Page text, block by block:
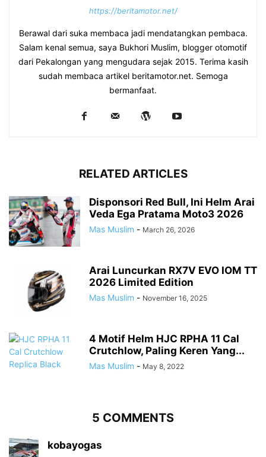
https://beritamotor.net/
Berawal dari suka membaca jadi mendatangkan pembaca.
Salam kenal semua, saya Bukhori Muslim, blogger otomotif
dari Pekalongan yang mengudara sejak 2015. Terima kasih
sudah membaca artikel beritamotor.net. Semoga
bermanfaat.
RELATED ARTICLES
Disponsori Red Bull, Ini Helm Arai
Veda Ega Pratama Moto3 2026
Mas Muslim - March 26, 2026
Arai Luncurkan RX7V EVO IOM TT
2026 Limited Edition
Mas Muslim - November 16, 2025
4 Motif Helm HJC RPHA 11 Cal
Crutchlow, Paling Keren Yang...
Mas Muslim - May 8, 2022
5 COMMENTS
kobayogas